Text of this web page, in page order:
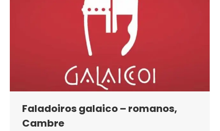
Faladoiros galaico – romanos,
Cambre